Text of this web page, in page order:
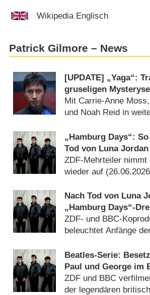
Wikipedia Englisch
Patrick Gilmore – News
[UPDATE] „Yaga“:
gruseligen
Rivalry“-Star
Mit Carrie-Anne
und Noah Reid in
„Hamburg Days“:
Tod von Luna
Beatles-Serie weiter
ZDF-Mehrteiler nimmt
wieder auf (26.06.2026
Nach Tod von Luna
„Hamburg Days“-
gestoppt
ZDF- und BBC-
beleuchtet Anfänge
Beatles-Serie:
Paul und George im
„Hamburg Days“
ZDF und BBC
der legendären